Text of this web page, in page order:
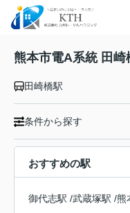
熊本市電A系統 田
田崎橋駅
条件から探す
おすすめの駅
御代志駅 /武蔵塚駅 /熊